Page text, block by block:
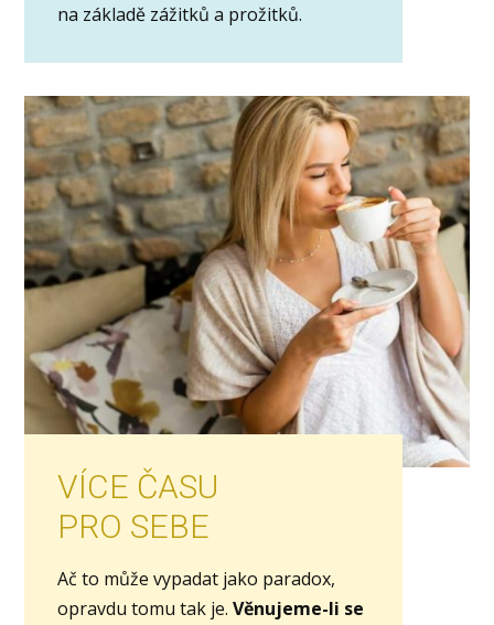
na základě zážitků a prožitků.
VÍCE ČASU
PRO SEBE
Ač to může vypadat jako paradox,
opravdu tomu tak je.Věnujeme-li se